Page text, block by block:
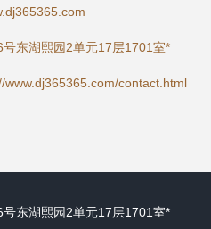
东湖熙园2单元17层1701室*
contact.html
东湖熙园2单元17层1701室*